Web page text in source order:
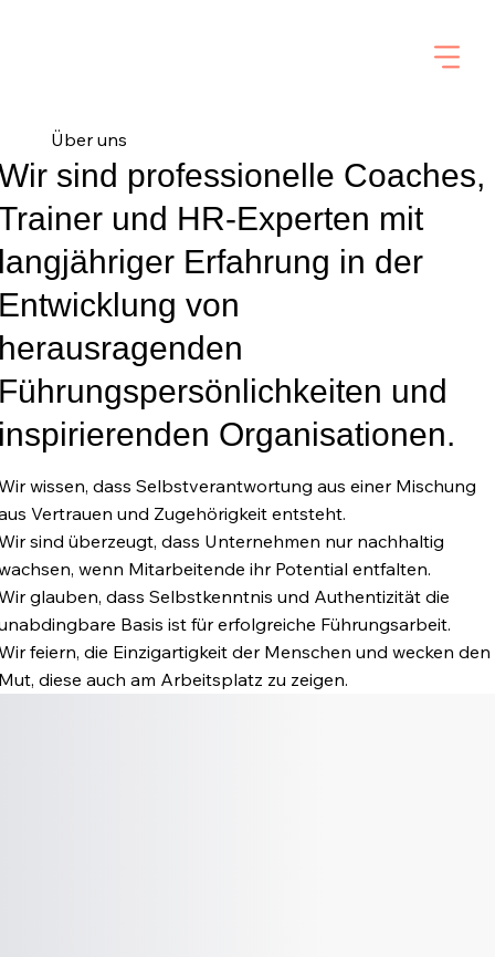
Über uns
sind professionelle Coaches,
und HR-Experten mit
Erfahrung in der
von
und
Organisationen.
wissen, dass Selbstverantwortung aus einer Mischung
Vertrauen und Zugehörigkeit entsteht.
sind überzeugt, dass Unternehmen nur nachhaltig
wenn Mitarbeitende ihr Potential entfalten.
glauben, dass Selbstkenntnis und Authentizität die
Basis ist für erfolgreiche Führungsarbeit.
feiern, die Einzigartigkeit der Menschen und wecken den
diese auch am Arbeitsplatz zu zeigen.